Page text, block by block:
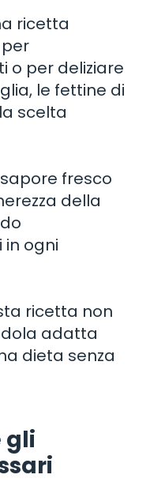
ricetta
o per deliziare
le fettine di
scelta
fresco
della
in ogni
ricetta non
adatta
dieta senza
gli